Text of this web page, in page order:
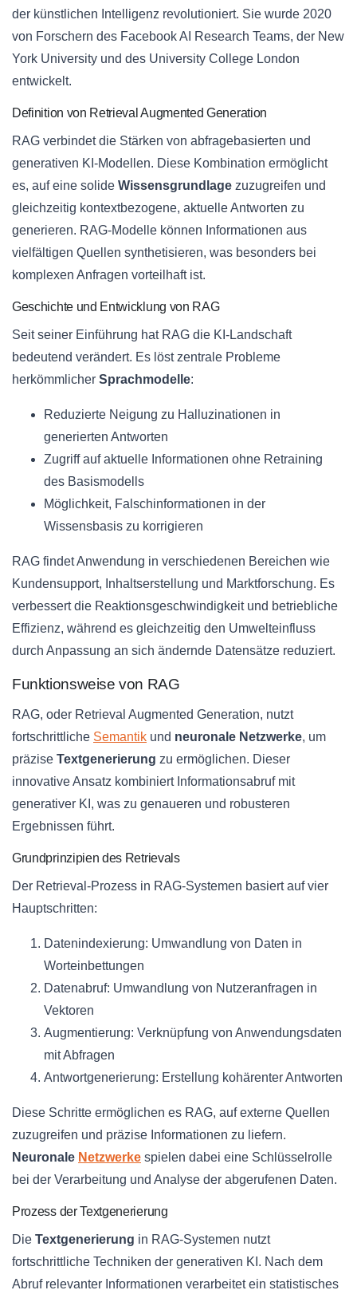
der künstlichen Intelligenz revolutioniert. Sie wurde 2020
von Forschern des Facebook AI Research Teams, der New
York University und des University College London
entwickelt.
Definition von Retrieval Augmented Generation
RAG verbindet die Stärken von abfragebasierten und
generativen KI-Modellen. Diese Kombination ermöglicht
es, auf eine solide Wissensgrundlage zuzugreifen und
gleichzeitig kontextbezogene, aktuelle Antworten zu
generieren. RAG-Modelle können Informationen aus
vielfältigen Quellen synthetisieren, was besonders bei
komplexen Anfragen vorteilhaft ist.
Geschichte und Entwicklung von RAG
Seit seiner Einführung hat RAG die KI-Landschaft
bedeutend verändert. Es löst zentrale Probleme
herkömmlicher Sprachmodelle:
Reduzierte Neigung zu Halluzinationen in
generierten Antworten
Zugriff auf aktuelle Informationen ohne Retraining
des Basismodells
Möglichkeit, Falschinformationen in der
Wissensbasis zu korrigieren
RAG findet Anwendung in verschiedenen Bereichen wie
Kundensupport, Inhaltserstellung und Marktforschung. Es
verbessert die Reaktionsgeschwindigkeit und betriebliche
Effizienz, während es gleichzeitig den Umwelteinfluss
durch Anpassung an sich ändernde Datensätze reduziert.
Funktionsweise von RAG
RAG, oder Retrieval Augmented Generation, nutzt
fortschrittliche Semantik und neuronale Netzwerke, um
präzise Textgenerierung zu ermöglichen. Dieser
innovative Ansatz kombiniert Informationsabruf mit
generativer KI, was zu genaueren und robusteren
Ergebnissen führt.
Grundprinzipien des Retrievals
Der Retrieval-Prozess in RAG-Systemen basiert auf vier
Hauptschritten:
Datenindexierung: Umwandlung von Daten in
Worteinbettungen
Datenabruf: Umwandlung von Nutzeranfragen in
Vektoren
Augmentierung: Verknüpfung von Anwendungsdaten
mit Abfragen
Antwortgenerierung: Erstellung kohärenter Antworten
Diese Schritte ermöglichen es RAG, auf externe Quellen
zuzugreifen und präzise Informationen zu liefern.
Neuronale Netzwerke spielen dabei eine Schlüsselrolle
bei der Verarbeitung und Analyse der abgerufenen Daten.
Prozess der Textgenerierung
Die Textgenerierung in RAG-Systemen nutzt
fortschrittliche Techniken der generativen KI. Nach dem
Abruf relevanter Informationen verarbeitet ein statistisches